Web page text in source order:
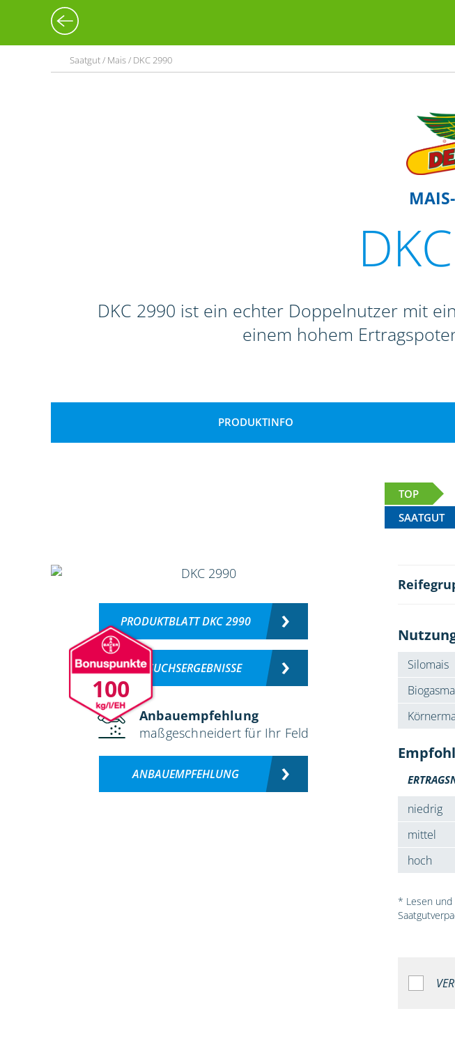
Saatgut / Mais / DKC 2990
DKC 2990 ist ein echter Doppelnutzer mit
einem hohem
PRODUKTINFO
TOP
SAATGUT
100
PRODUKTBLATT DKC 2990
VERSUCHSERGEBNISSE
Anbauempfehlung
maßgeschneidert für Ihr Feld
ANBAUEMPFEHLUNG
Silomais
niedrig
mittel
hoch
* Lesen und